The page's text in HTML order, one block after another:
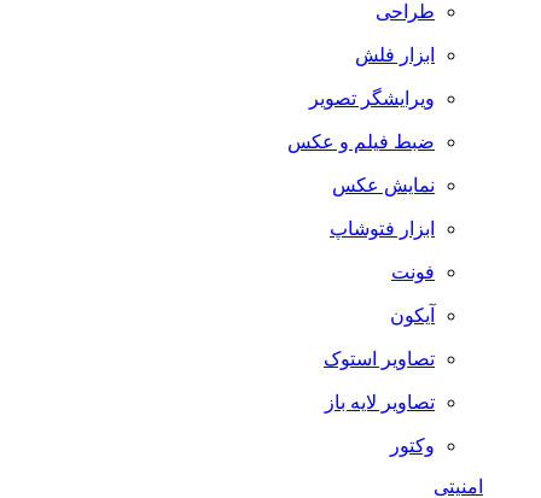
طراحی
ابزار فلش
ویرایشگر تصویر
ضبط فيلم و عكس
نمایش عکس
ابزار فتوشاپ
فونت
آیکون
تصاویر استوک
تصاویر لایه باز
وکتور
امنیتی